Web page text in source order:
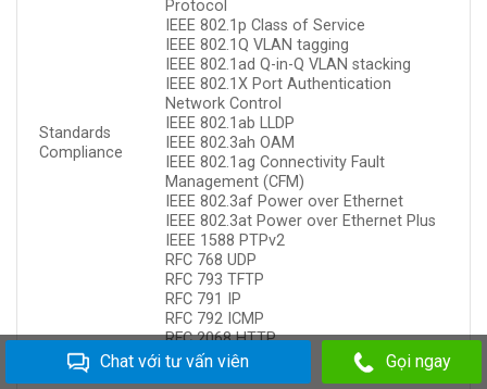
Standards
Compliance
Protocol
IEEE 802.1p Class of Service
IEEE 802.1Q VLAN tagging
IEEE 802.1ad Q-in-Q VLAN stacking
IEEE 802.1X Port Authentication
Network Control
IEEE 802.1ab LLDP
IEEE 802.3ah OAM
IEEE 802.1ag Connectivity Fault
Management (CFM)
IEEE 802.3af Power over Ethernet
IEEE 802.3at Power over Ethernet Plus
IEEE 1588 PTPv2
RFC 768 UDP
RFC 793 TFTP
RFC 791 IP
RFC 792 ICMP
RFC 2068 HTTP
RFC 1112 IGMP v1
Chat với tư vấn viên Gọi ngay